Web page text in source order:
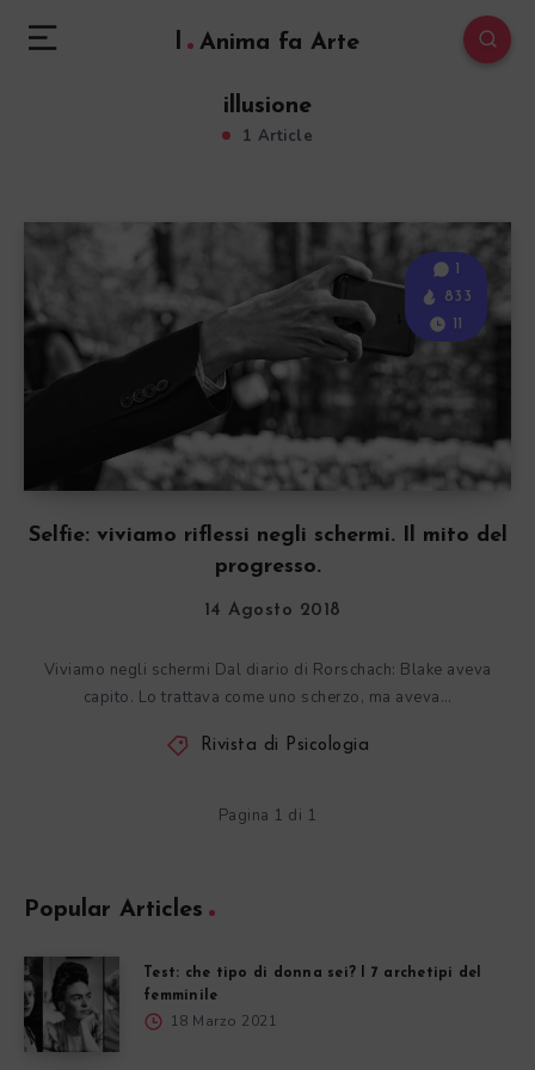
l Anima fa Arte
illusione
1 Article
Selfie: viviamo riflessi negli schermi. Il mito del
progresso.
1
833
11
14 Agosto 2018
Viviamo negli schermi Dal diario di Rorschach: Blake aveva
capito. Lo trattava come uno scherzo, ma aveva…
Rivista di Psicologia
Pagina 1 di 1
Popular Articles
Test: che tipo di donna sei? I 7 archetipi del
femminile
18 Marzo 2021